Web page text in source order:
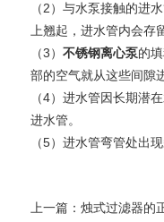
（2）与水泵接触的进
上翘起，进水管内会
（3） 不锈钢离心泵的
部的空气就从这些间隙
（4）进水管因长期潜
进水管。
（5）进水管弯管处出
上一篇： 烛式过滤器的